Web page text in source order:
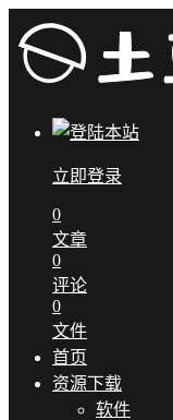
立即登录
0
文章
0
评论
0
文件
首页
资源下载
软件